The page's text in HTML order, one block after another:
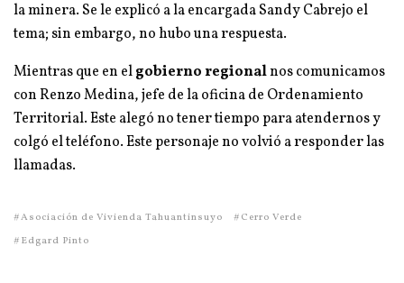
la minera. Se le explicó a la encargada Sandy Cabrejo el
tema; sin embargo, no hubo una respuesta.
Mientras que en elgobierno regionalnos comunicamos
con Renzo Medina, jefe de la oficina de Ordenamiento
Territorial. Este alegó no tener tiempo para atendernos y
colgó el teléfono. Este personaje no volvió a responder las
llamadas.
Asociación de Vivienda Tahuantinsuyo
Cerro Verde
Edgard Pinto